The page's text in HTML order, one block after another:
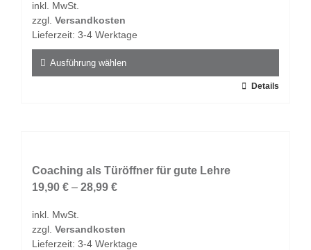
können
auf
Produktseite
gewählt
inkl. MwSt.
zzgl. Versandkosten
Lieferzeit: 3-4 Werktage
Ausführung wählen
auf.
Die
können
auf
Details
Coaching als Türöffner für gute Lehre
19,90 € – 28,99 €
inkl. MwSt.
zzgl. Versandkosten
Lieferzeit: 3-4 Werktage